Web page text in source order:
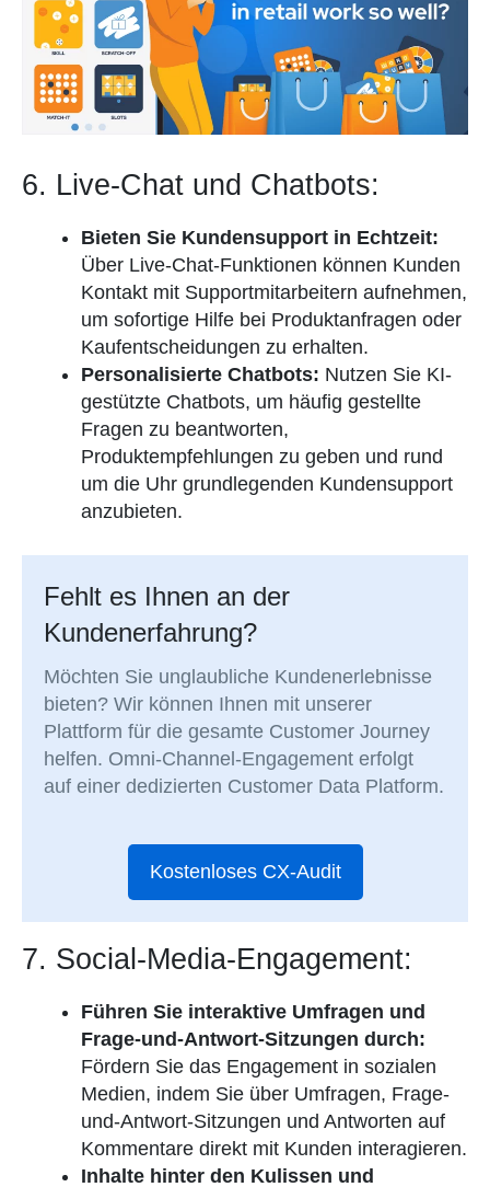
6. Live-Chat und Chatbots:
Bieten Sie Kundensupport in Echtzeit:
Über Live-Chat-Funktionen können Kunden
Kontakt mit Supportmitarbeitern aufnehmen,
um sofortige Hilfe bei Produktanfragen oder
Kaufentscheidungen zu erhalten.
Personalisierte Chatbots: Nutzen Sie KI-
gestützte Chatbots, um häufig gestellte
Fragen zu beantworten,
Produktempfehlungen zu geben und rund
um die Uhr grundlegenden Kundensupport
anzubieten.
Fehlt es Ihnen an der
Kundenerfahrung?
Möchten Sie unglaubliche Kundenerlebnisse
bieten? Wir können Ihnen mit unserer
Plattform für die gesamte Customer Journey
helfen. Omni-Channel-Engagement erfolgt
auf einer dedizierten Customer Data Platform.
Kostenloses CX-Audit
7. Social-Media-Engagement:
Führen Sie interaktive Umfragen und
Frage-und-Antwort-Sitzungen durch:
Fördern Sie das Engagement in sozialen
Medien, indem Sie über Umfragen, Frage-
und-Antwort-Sitzungen und Antworten auf
Kommentare direkt mit Kunden interagieren.
Inhalte hinter den Kulissen und